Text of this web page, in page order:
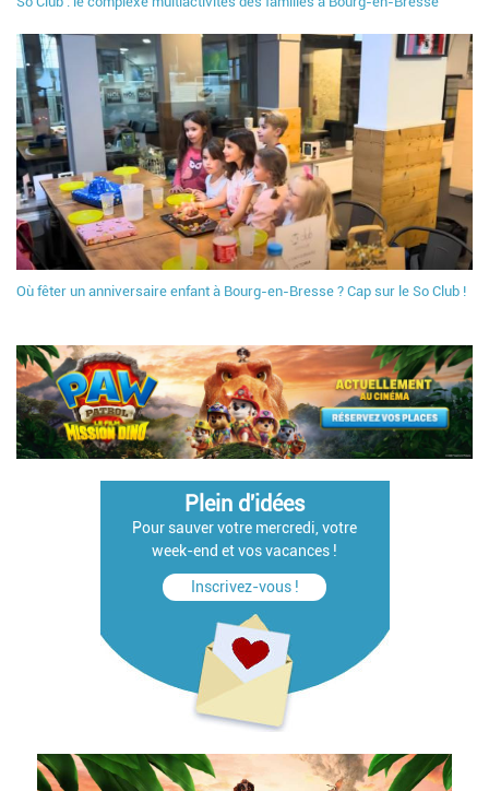
Où fêter un anniversaire enfant à Bourg-en-Bresse ? Cap sur le So Club !
Plein d'idées
Pour sauver votre mercredi, votre
week-end et vos vacances !
Inscrivez-vous !